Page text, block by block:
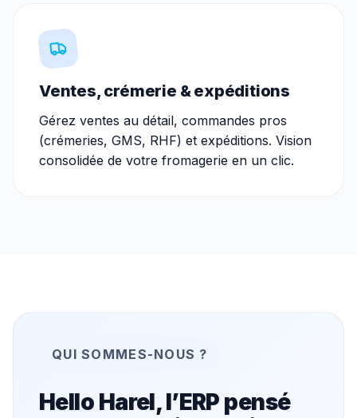
Ventes, crémerie & expéditions
Gérez ventes au détail, commandes pros
(crémeries, GMS, RHF) et expéditions. Vision
consolidée de votre fromagerie en un clic.
QUI SOMMES-NOUS ?
Hello Harel, l’ERP pensé